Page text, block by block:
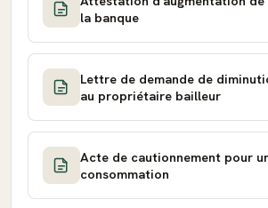
la banque
Lettre de demande de
au propriétaire bailleur
Acte de cautionnement pour
consommation